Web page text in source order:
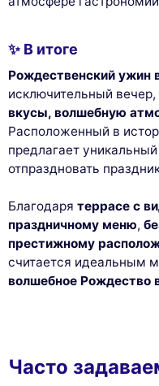
experience, measure our
you. You can accept, reject
✨ В итоге
Рождественский ужин
исключительный
вкусы, волшебную
Расположенный в
предлагает
отпраздновать
Благодаря террасе с
праздничному меню,
престижному
считается идеальным
волшебное Рождество
Часто